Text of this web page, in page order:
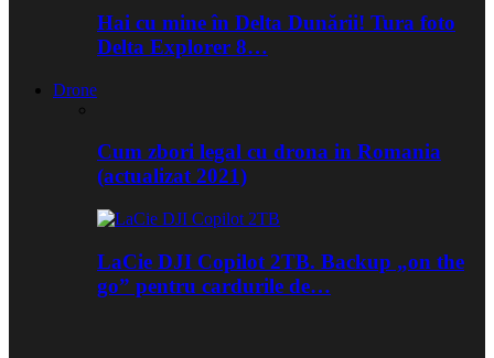
Hai cu mine în Delta Dunării! Tura foto
Delta Explorer 8…
Drone
Cum zbori legal cu drona in Romania
(actualizat 2021)
LaCie DJI Copilot 2TB. Backup „on the
go” pentru cardurile de…